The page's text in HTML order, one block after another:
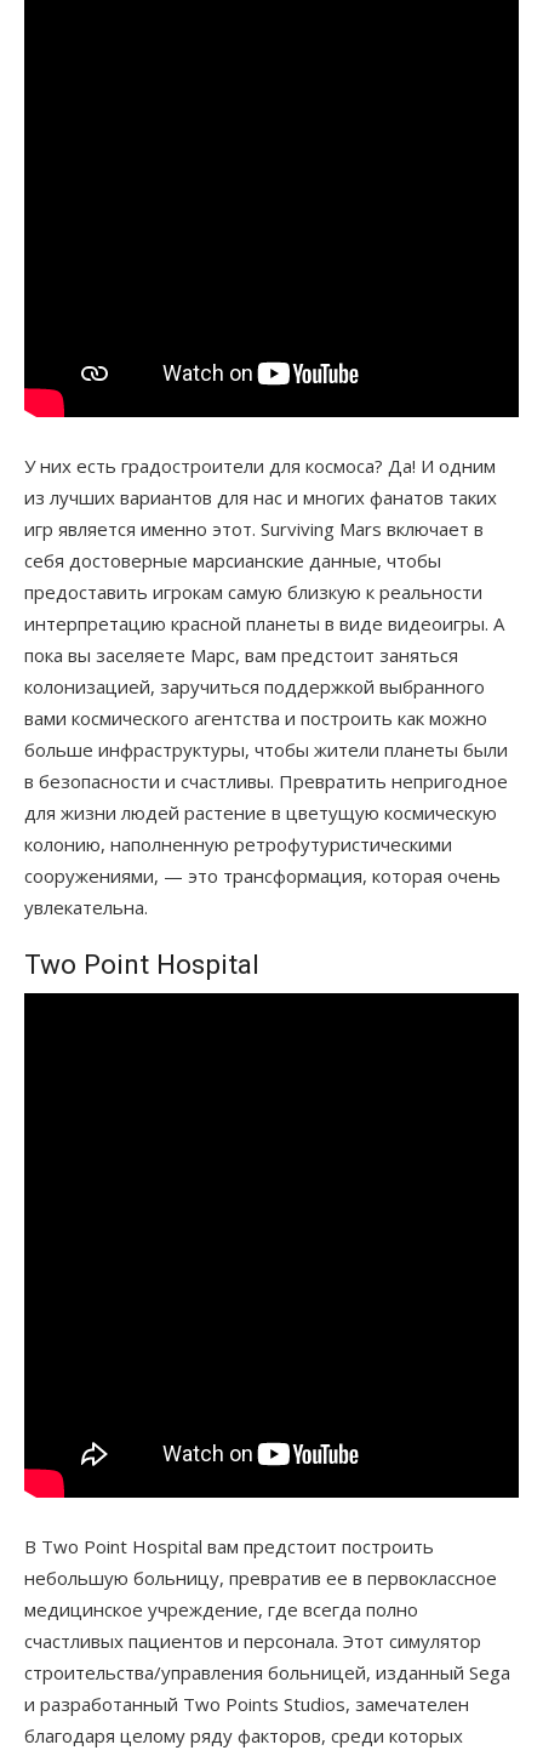
У них есть градостроители для космоса? Да! И одним
из лучших вариантов для нас и многих фанатов таких
игр является именно этот. Surviving Mars включает в
себя достоверные марсианские данные, чтобы
предоставить игрокам самую близкую к реальности
интерпретацию красной планеты в виде видеоигры. А
пока вы заселяете Марс, вам предстоит заняться
колонизацией, заручиться поддержкой выбранного
вами космического агентства и построить как можно
больше инфраструктуры, чтобы жители планеты были
в безопасности и счастливы. Превратить непригодное
для жизни людей растение в цветущую космическую
колонию, наполненную ретрофутуристическими
сооружениями, — это трансформация, которая очень
увлекательна.
Two Point Hospital
В Two Point Hospital вам предстоит построить
небольшую больницу, превратив ее в первоклассное
медицинское учреждение, где всегда полно
счастливых пациентов и персонала. Этот симулятор
строительства/управления больницей, изданный Sega
и разработанный Two Points Studios, замечателен
благодаря целому ряду факторов, среди которых